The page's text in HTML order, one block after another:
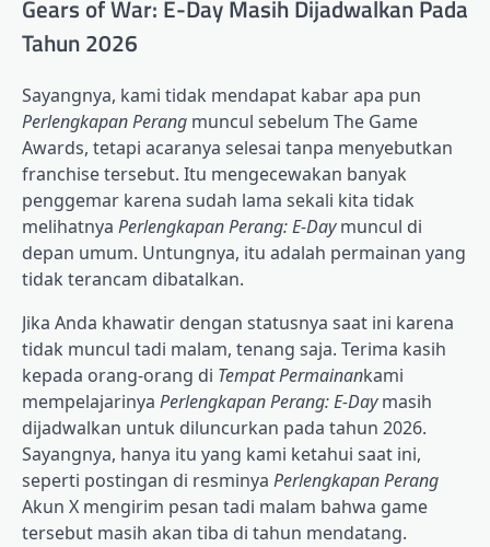
Gears of War: E-Day Masih Dijadwalkan Pada
Tahun 2026
Sayangnya, kami tidak mendapat kabar apa pun
Perlengkapan Perang muncul sebelum The Game
Awards, tetapi acaranya selesai tanpa menyebutkan
franchise tersebut. Itu mengecewakan banyak
penggemar karena sudah lama sekali kita tidak
melihatnya Perlengkapan Perang: E-Daymuncul di
depan umum. Untungnya, itu adalah permainan yang
tidak terancam dibatalkan.
Jika Anda khawatir dengan statusnya saat ini karena
tidak muncul tadi malam, tenang saja. Terima kasih
kepada orang-orang di Tempat Permainankami
mempelajarinya Perlengkapan Perang: E-Daymasih
dijadwalkan untuk diluncurkan pada tahun 2026.
Sayangnya, hanya itu yang kami ketahui saat ini,
seperti postingan di resminya Perlengkapan Perang
Akun X mengirim pesan tadi malam bahwa game
tersebut masih akan tiba di tahun mendatang.